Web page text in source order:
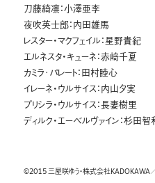
刀藤綺凛：小澤亜李
夜吹英士郎：内田雄馬
レスター・マクフェイル：星野貴紀
エルネスタ・キューネ：赤﨑千夏
カミラ･パレート：田村睦心
イレーネ・ウルサイス：内山夕実
プリシラ・ウルサイス：長妻樹里
ディルク・エーベルヴァイン：杉田智
©2015 三屋咲ゆう・株式会社KADOKAWA